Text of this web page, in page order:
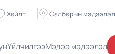
Хайлт Салбарын мэдээлэл
ҮйлчилгээМэдээ мэдээлэл